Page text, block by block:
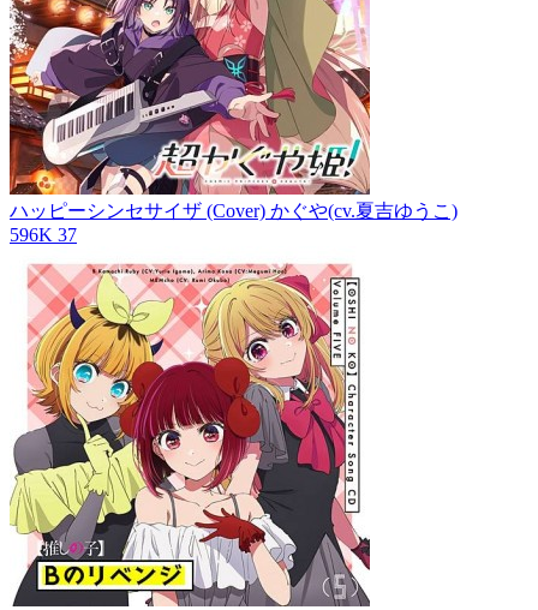
ハッピーシンセサイザ (Cover) かぐや(cv.夏吉ゆうこ)
596K 37